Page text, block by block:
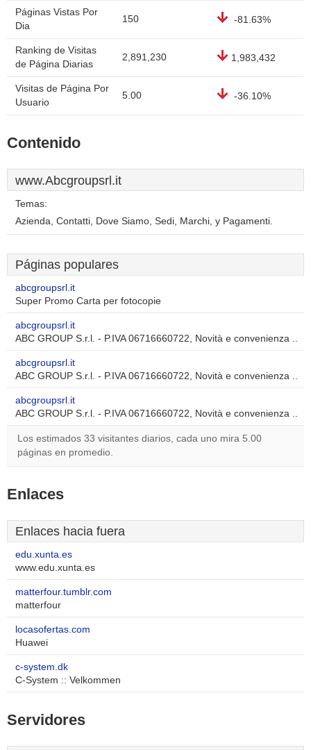
Páginas Vistas Por
Dia
150 -81.63%
Ranking de Visitas
de Página Diarias
2,891,230 1,983,432
Visitas de Página Por
Usuario
5.00 -36.10%
Contenido
www.Abcgroupsrl.it
Temas:
Azienda, Contatti, Dove Siamo, Sedi, Marchi, y Pagamenti.
Páginas populares
abcgroupsrl.it
Super Promo Carta per fotocopie
abcgroupsrl.it
ABC GROUP S.r.l. - P.IVA 06716660722, Novità e convenienza ..
abcgroupsrl.it
ABC GROUP S.r.l. - P.IVA 06716660722, Novità e convenienza ..
abcgroupsrl.it
ABC GROUP S.r.l. - P.IVA 06716660722, Novità e convenienza ..
Los estimados 33 visitantes diarios, cada uno mira 5.00
páginas en promedio.
Enlaces
Enlaces hacia fuera
edu.xunta.es
www.edu.xunta.es
matterfour.tumblr.com
matterfour
locasofertas.com
Huawei
c-system.dk
C-System :: Velkommen
Servidores